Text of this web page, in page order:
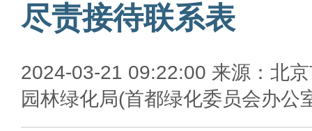
尽责接待联系表
2024-03-21 09:22:00 来源：北
园林绿化局(首都绿化委员会办公